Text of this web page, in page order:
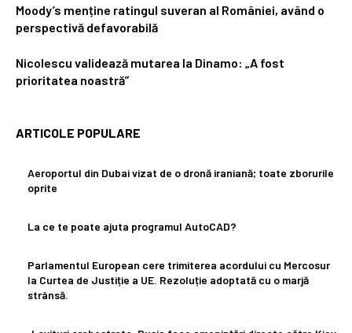
Moody’s menține ratingul suveran al României, având o
perspectivă defavorabilă
Nicolescu validează mutarea la Dinamo: „A fost
prioritatea noastră”
ARTICOLE POPULARE
Aeroportul din Dubai vizat de o dronă iraniană; toate zborurile
oprite
La ce te poate ajuta programul AutoCAD?
Parlamentul European cere trimiterea acordului cu Mercosur
la Curtea de Justiție a UE. Rezoluție adoptată cu o marjă
strânsă.